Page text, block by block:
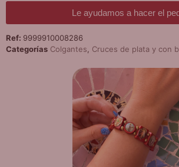
Le ayudamos a hacer el
Ref: 9999910008286
Categorías Colgantes Cruces de plata y con